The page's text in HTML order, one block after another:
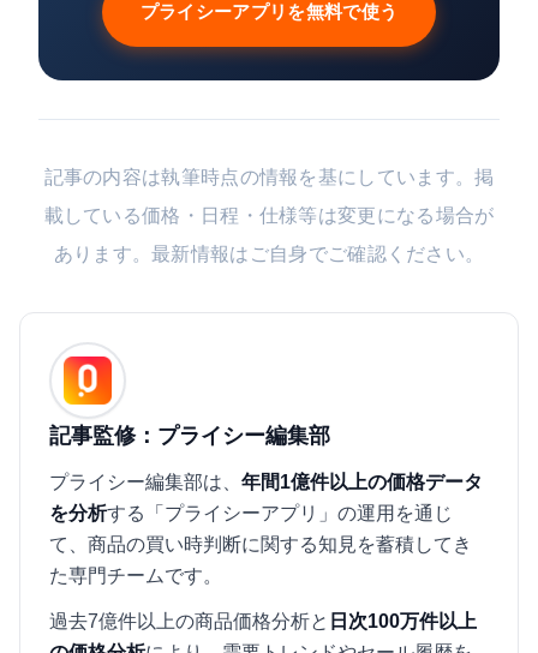
プライシーアプリを無料で使う
記事の内容は執筆時点の情報を基にしています。掲
載している価格・日程・仕様等は変更になる場合が
あります。最新情報はご自身でご確認ください。
記事監修：プライシー編集部
プライシー編集部は、 年間1億件以上の価格データ
を分析する「プライシーアプリ」の運用を通じ
て、商品の買い時判断に関する知見を蓄積してき
た専門チームです。
過去7億件以上の商品価格分析と 日次100万件以上